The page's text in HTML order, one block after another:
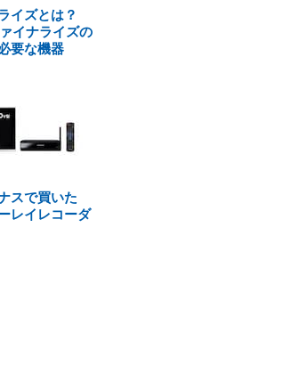
イズとは？
イナライズの
要な機器
スで買いた
レイレコーダ